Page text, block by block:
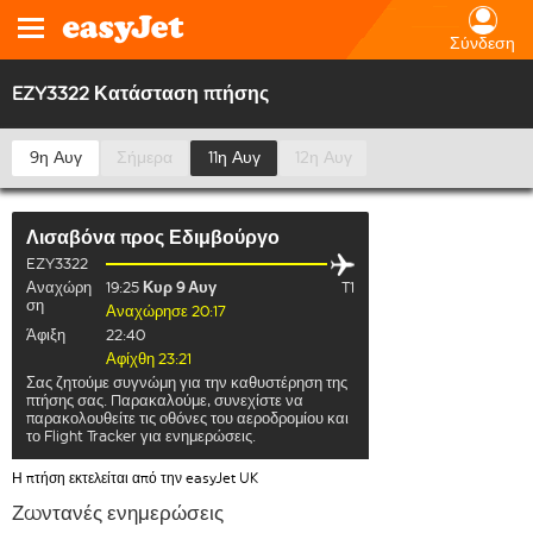
Σύνδεση
EZY3322 Κατάσταση πτήσης
9η Αυγ Σήμερα 11η Αυγ 12η Αυγ
Λισαβόνα προς Εδιμβούργο
EZY3322
Αναχώρη
ση
19:25 Κυρ 9 Αυγ
T1
Αναχώρησε 20:17
Άφιξη
22:40
Αφίχθη 23:21
Σας ζητούμε συγνώμη για την καθυστέρηση της
πτήσης σας. Παρακαλούμε, συνεχίστε να
παρακολουθείτε τις οθόνες του αεροδρομίου και
το Flight Tracker για ενημερώσεις.
Η πτήση εκτελείται από την easyJet UK
Ζωντανές ενημερώσεις